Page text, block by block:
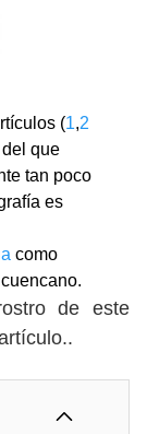
(1,2
que
tan poco
es
como
de este